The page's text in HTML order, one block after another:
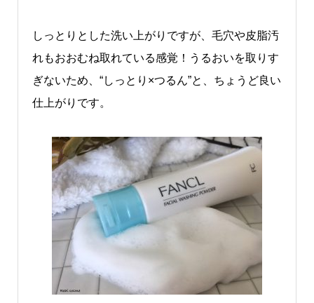
しっとりとした洗い上がりですが、毛穴や皮脂汚
れもおおむね取れている感覚！うるおいを取りす
ぎないため、“しっとり×つるん”と、ちょうど良い
仕上がりです。